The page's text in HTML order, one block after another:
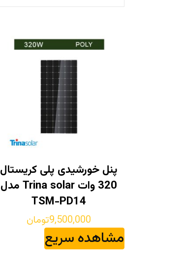
پنل خورشیدی پلی کریستال
320 وات Trina solar مدل
TSM-PD14
9,500,000تومان
مشاهده سریع